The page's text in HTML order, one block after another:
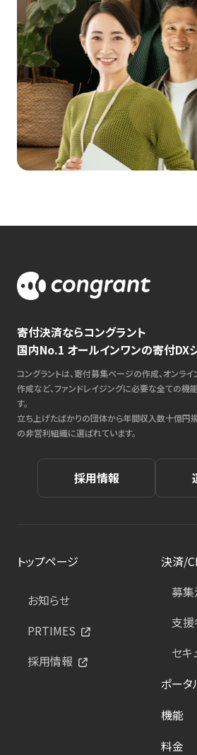
寄付決済ならコングラント
国内No.1 オールインワンの寄付DX
コングラントは、寄付募集ページの作成、オンラ
作成など、ファンドレイジングに必要な全ての機
す。
立ち上げたばかりの団体から年間収入数十億円
の非営利組織に選ばれています。
採用情報
トップページ
お知らせ
PRTIMES
採用情報
決済/
募
支
セキ
ポー
機能
料金